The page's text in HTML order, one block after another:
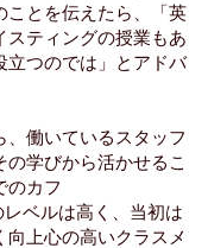
ことを伝えたら、「英
スティングの授業もあ
立つのでは」とアドバ
働いているスタッフ
学びから活かせるこ
のカフ
レベルは高く、当初は
上心の高いクラスメ